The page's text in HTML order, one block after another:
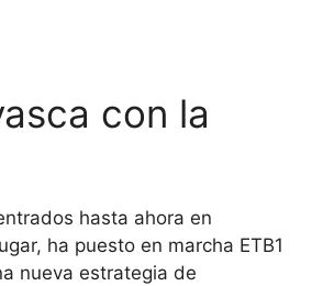
con la
hasta ahora en
ha puesto en marcha ETB1
nueva estrategia de